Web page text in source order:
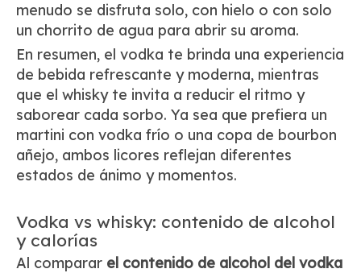
menudo se disfruta solo, con hielo o con solo
un chorrito de agua para abrir su aroma.
En resumen, el vodka te brinda una experiencia
de bebida refrescante y moderna, mientras
que el whisky te invita a reducir el ritmo y
saborear cada sorbo. Ya sea que prefiera un
martini con vodka frío o una copa de bourbon
añejo, ambos licores reflejan diferentes
estados de ánimo y momentos.
Vodka vs whisky: contenido de alcohol
y calorías
Al comparar el contenido de alcohol del vodka